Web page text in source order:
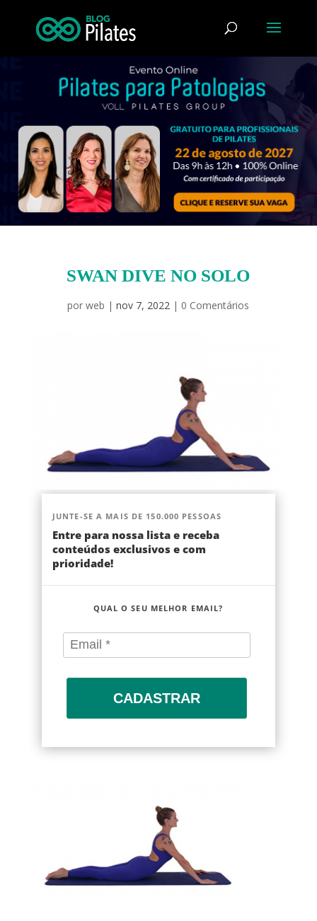
SWAN DIVE NO SOLO
porweb |nov 7, 2022 | 0 Comentários
JUNTE-SE A MAIS DE 150.000 PESSOAS
Entre para nossa lista e receba
conteúdos exclusivos e com
prioridade!
QUAL O SEU MELHOR EMAIL?
CADASTRAR